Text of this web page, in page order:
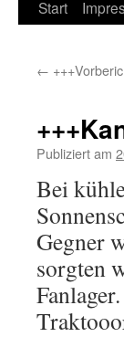
Springe
Inhalt
Start
←
Publiziert am
Bei
Gegner
sorgten